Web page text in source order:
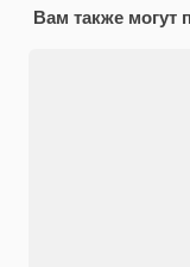
Вам также могут